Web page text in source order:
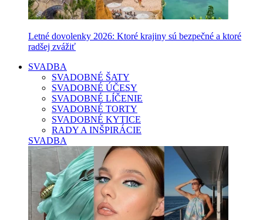
Letné dovolenky 2026: Ktoré krajiny sú bezpečné a ktoré
radšej zvážiť
SVADBA
SVADOBNÉ ŠATY
SVADOBNÉ ÚČESY
SVADOBNÉ LÍČENIE
SVADOBNÉ TORTY
SVADOBNÉ KYTICE
RADY A INŠPIRÁCIE
SVADBA